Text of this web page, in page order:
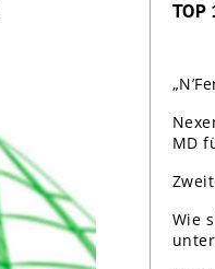
TOP
MD
Wie